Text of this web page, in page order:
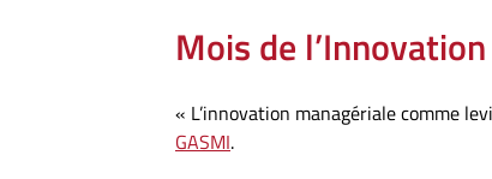
Mois de
« L’innovation managériale comme
GASMI.